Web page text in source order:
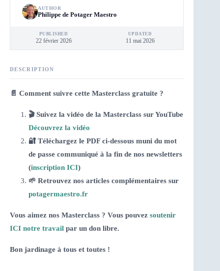
AUTHOR
Philippe de Potager Maestro
PUBLISHED
22 février 2026
UPDATED
11 mai 2026
DESCRIPTION
📄 Comment suivre cette Masterclass gratuite ?
🎬 Suivez la vidéo de la Masterclass sur YouTube
Découvrez la vidéo
🔐 Téléchargez le PDF ci-dessous muni du mot
de passe communiqué à la fin de nos newsletters
(inscription ICI)
🌱 Retrouvez nos articles complémentaires sur
potagermaestro.fr
Vous aimez nos Masterclass ? Vous pouvez soutenir
ICI notre travail par un don libre.
Bon jardinage à tous et toutes !